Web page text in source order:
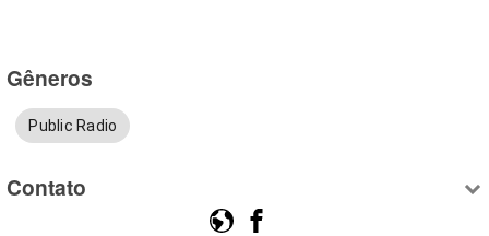
Gêneros
Public Radio
Contato